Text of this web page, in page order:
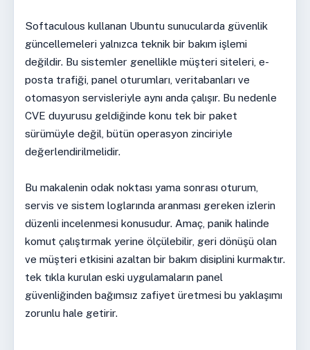
Softaculous kullanan Ubuntu sunucularda güvenlik
güncellemeleri yalnızca teknik bir bakım işlemi
değildir. Bu sistemler genellikle müşteri siteleri, e-
posta trafiği, panel oturumları, veritabanları ve
otomasyon servisleriyle aynı anda çalışır. Bu nedenle
CVE duyurusu geldiğinde konu tek bir paket
sürümüyle değil, bütün operasyon zinciriyle
değerlendirilmelidir.
Bu makalenin odak noktası yama sonrası oturum,
servis ve sistem loglarında aranması gereken izlerin
düzenli incelenmesi konusudur. Amaç, panik halinde
komut çalıştırmak yerine ölçülebilir, geri dönüşü olan
ve müşteri etkisini azaltan bir bakım disiplini kurmaktır.
tek tıkla kurulan eski uygulamaların panel
güvenliğinden bağımsız zafiyet üretmesi bu yaklaşımı
zorunlu hale getirir.